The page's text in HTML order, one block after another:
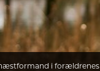
i forældrenes